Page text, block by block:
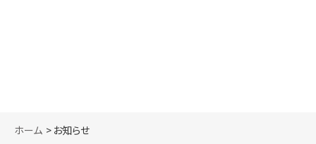
ホーム お知らせ